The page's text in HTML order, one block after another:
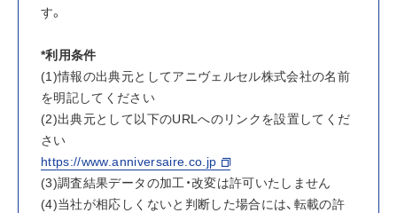
す。
*利用条件
(1)情報の出典元としてアニヴェルセル株式会社の名前
を明記してください
(2)出典元として以下のURLへのリンクを設置してくだ
さい
https://www.anniversaire.co.jp
(3)調査結果データの加工・改変は許可いたしません
(4)当社が相応しくないと判断した場合には、転載の許